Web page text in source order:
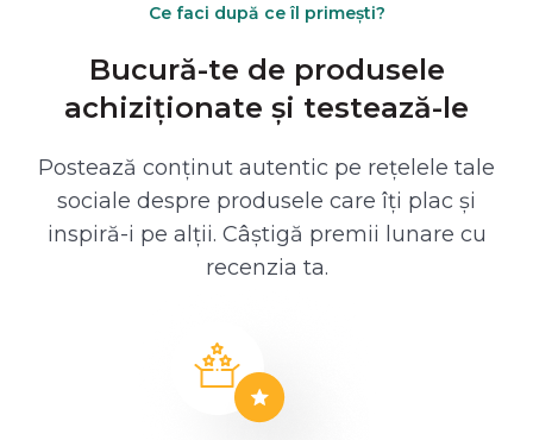
Ce faci după ce îl primești?
Bucură-te de produsele
achiziționate și testează-le
Postează conținut autentic pe rețelele tale
sociale despre produsele care îți plac și
inspiră-i pe alții. Câștigă premii lunare cu
recenzia ta.